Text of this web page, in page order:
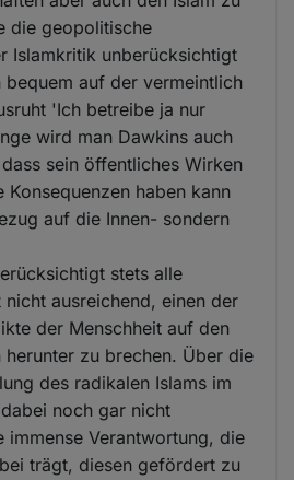
die geopolitische
Islamkritik unberücksichtigt
auf der vermeintlich
'Ich betreibe ja nur
wird man Dawkins auch
sein öffentliches Wirken
Konsequenzen haben kann
auf die Innen- sondern
stets alle
nicht ausreichend, einen der
der Menschheit auf den
zu brechen. Über die
des radikalen Islams im
noch gar nicht
immense Verantwortung, die
trägt, diesen gefördert zu